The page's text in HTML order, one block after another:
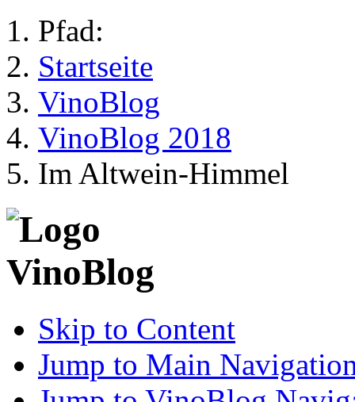
Pfad:
Startseite
VinoBlog
VinoBlog 2018
Im Altwein-Himmel
Skip to Content
Jump to Main